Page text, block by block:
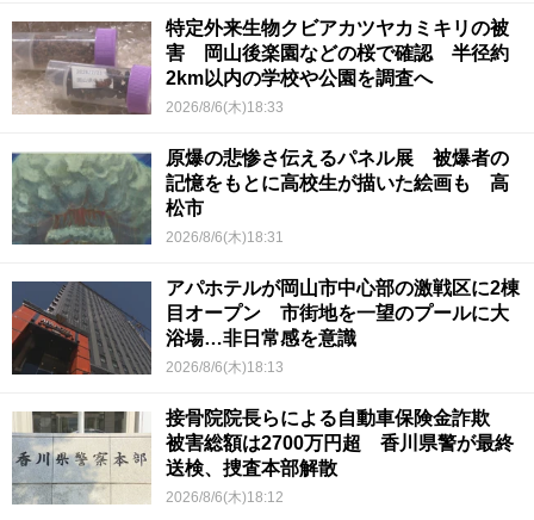
特定外来生物クビアカツヤカミキリの被
害 岡山後楽園などの桜で確認 半径約
2km以内の学校や公園を調査へ
2026/8/6(木)18:33
原爆の悲惨さ伝えるパネル展 被爆者の
記憶をもとに高校生が描いた絵画も 高
松市
2026/8/6(木)18:31
アパホテルが岡山市中心部の激戦区に2棟
目オープン 市街地を一望のプールに大
浴場…非日常感を意識
2026/8/6(木)18:13
接骨院院長らによる自動車保険金詐欺
被害総額は2700万円超 香川県警が最終
送検、捜査本部解散
2026/8/6(木)18:12